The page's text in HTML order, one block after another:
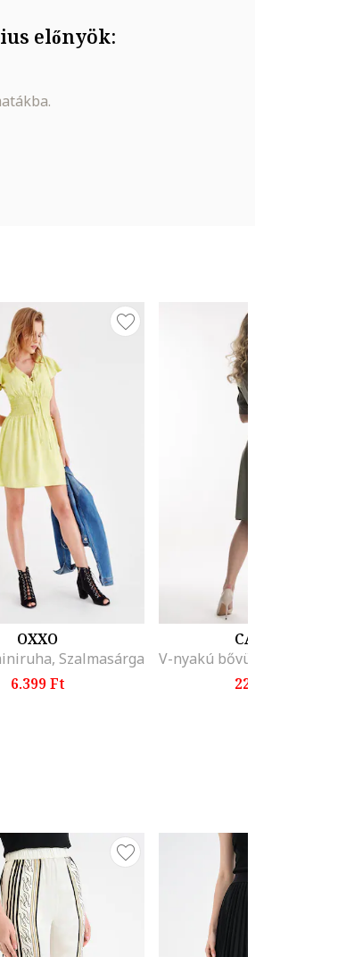
előnyök:
OXXO
Szalmasárga
6.399 Ft
CAMISSI
22.599 Ft